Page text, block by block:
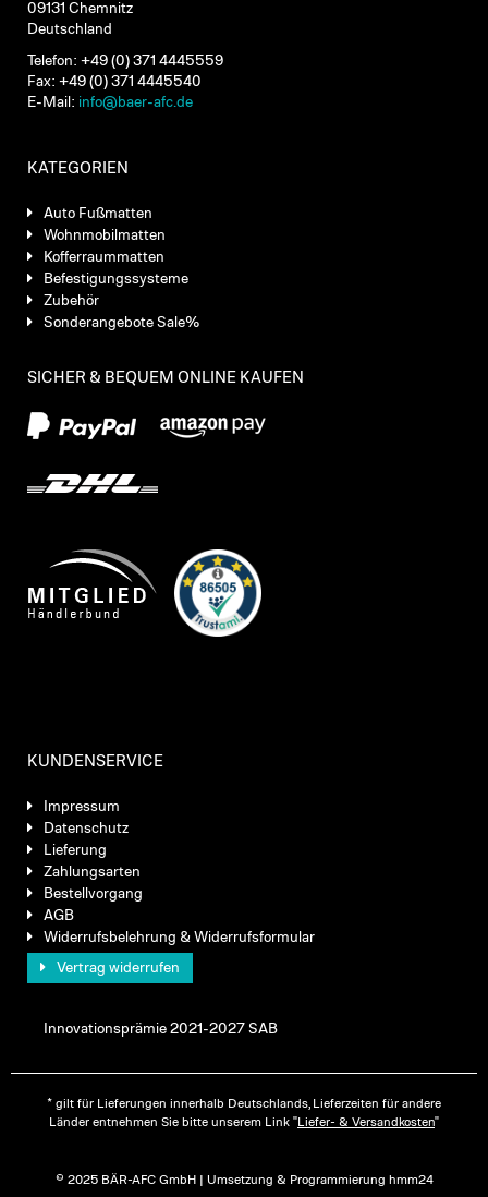
09131 Chemnitz
Deutschland
Telefon: +49 (0) 371 4445559
Fax: +49 (0) 371 4445540
E-Mail: info@baer-afc.de
KATEGORIEN
Auto Fußmatten
Wohnmobilmatten
Kofferraummatten
Befestigungssysteme
Zubehör
Sonderangebote Sale%
SICHER & BEQUEM ONLINE KAUFEN
KUNDENSERVICE
Impressum
Datenschutz
Lieferung
Zahlungsarten
Bestellvorgang
AGB
Widerrufsbelehrung & Widerrufsformular
Vertrag widerrufen
Innovationsprämie 2021-2027 SAB
* gilt für Lieferungen innerhalb Deutschlands, Lieferzeiten für andere
Länder entnehmen Sie bitte unserem Link "Liefer- & Versandkosten"
© 2025 BÄR-AFC GmbH | Umsetzung & Programmierung hmm24